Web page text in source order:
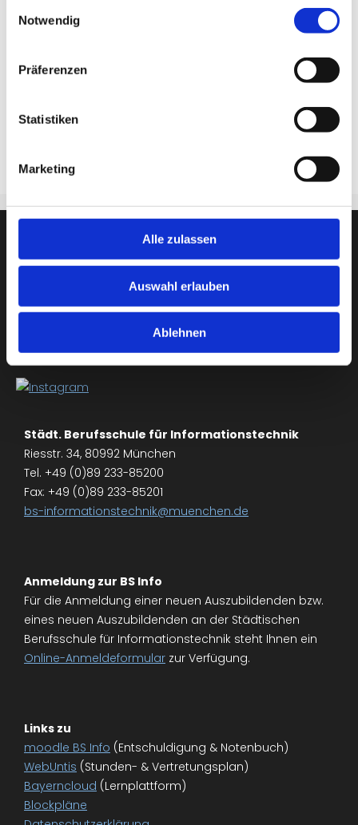
Notwendig
Präferenzen
Statistiken
Marketing
Alle zulassen
Auswahl erlauben
Ablehnen
Abschlussprüfung
Alles weitere entnehmen Sie bitte dem
Blockplan
Städt. Berufsschule für Informationstechnik
Riesstr. 34, 80992 München
Tel. +49 (0)89 233-85200
Fax: +49 (0)89 233-85201
bs-informationstechnik@muenchen.de
Anmeldung zur BS Info
Für die Anmeldung einer neuen Auszubildenden bzw.
eines neuen Auszubildenden an der Städtischen
Berufsschule für Informationstechnik steht Ihnen ein
Online-Anmeldeformular zur Verfügung.
Links zu
moodle BS Info (Entschuldigung & Notenbuch)
WebUntis (Stunden- & Vertretungsplan)
Bayerncloud (Lernplattform)
Blockpläne